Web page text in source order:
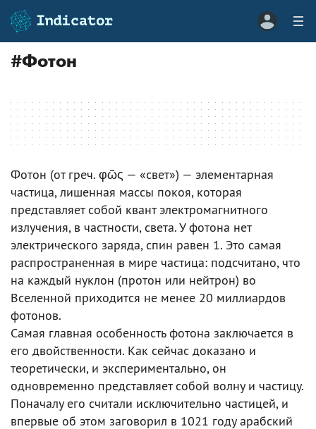
#Фотон
Фотон (от греч. φῶς — «свет») — элементарная
частица, лишенная массы покоя, которая
представляет собой квант электромагнитного
излучения, в частности, света. У фотона нет
электрического заряда, спин равен 1. Это самая
распространенная в мире частица: подсчитано, что
на каждый нуклон (протон или нейтрон) во
Вселенной приходится не менее 20 миллиардов
фотонов.
Самая главная особенность фотона заключается в
его двойственности. Как сейчас доказано и
теоретически, и экспериментально, он
одновременно представляет собой волну и частицу.
Поначалу его считали исключительно частицей, и
впервые об этом заговорил в 1021 году арабский